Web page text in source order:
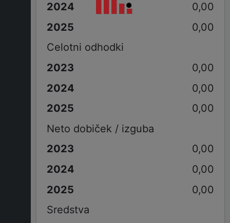
0,00
0,00
Celotni odhodki
0,00
0,00
0,00
Neto dobiček / izguba
0,00
0,00
0,00
Sredstva